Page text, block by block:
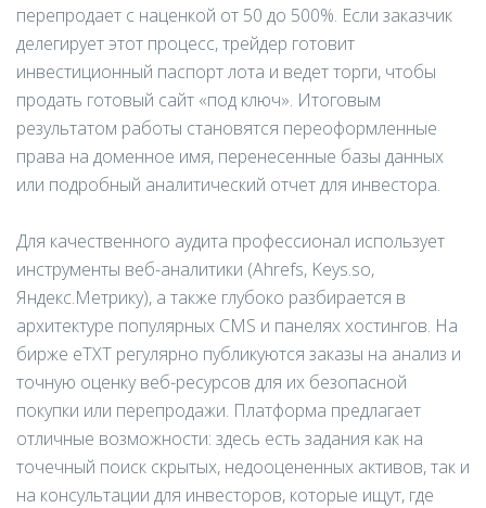
перепродает с наценкой от 50 до 500%. Если заказчик
делегирует этот процесс, трейдер готовит
инвестиционный паспорт лота и ведет торги, чтобы
продать готовый сайт «под ключ». Итоговым
результатом работы становятся переоформленные
права на доменное имя, перенесенные базы данных
или подробный аналитический отчет для инвестора.
Для качественного аудита профессионал использует
инструменты веб-аналитики (Ahrefs, Keys.so,
Яндекс.Метрику), а также глубоко разбирается в
архитектуре популярных CMS и панелях хостингов. На
бирже eTXT регулярно публикуются заказы на анализ и
точную оценку веб-ресурсов для их безопасной
покупки или перепродажи. Платформа предлагает
отличные возможности: здесь есть задания как на
точечный поиск скрытых, недооцененных активов, так и
на консультации для инвесторов, которые ищут, где